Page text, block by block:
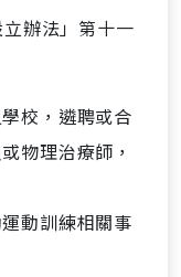
辦法」第十一
校，遴聘或合
物理治療師，
動訓練相關事